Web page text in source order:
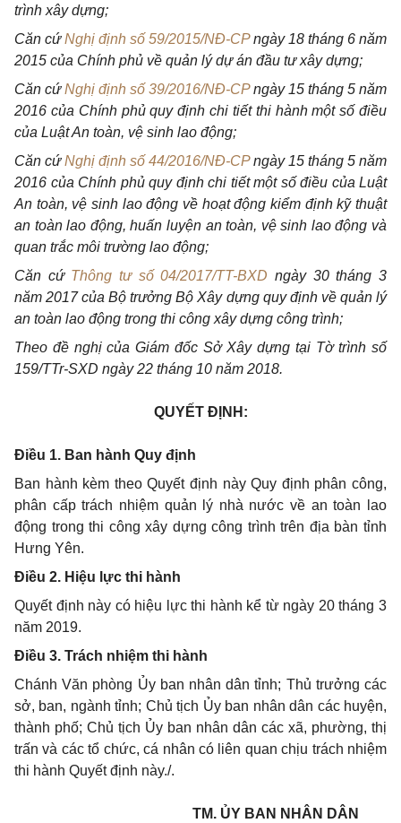
trình xây dựng;
Căn cứNghị định số 59/2015/NĐ-CPngày 18 tháng 6 năm
2015 của Chính phủ về quản lý dự án đầu tư xây dựng;
Căn cứNghị định số 39/2016/NĐ-CPngày 15 tháng 5 năm
2016 của Chính phủ quy định chi tiết thi hành một số điều
của Luật An toàn, vệ sinh lao động;
Căn cứNghị định số 44/2016/NĐ-CPngày 15 tháng 5 năm
2016 của Chính phủ quy định chi tiết một số điều của Luật
An toàn, vệ sinh lao động về hoạt động kiểm định kỹ thuật
an toàn lao động, huấn luyện an toàn, vệ sinh lao động và
quan trắc môi trường lao động;
Căn cứ Thông tư số 04/2017/TT-BXD ngày 30 tháng 3
năm 2017 của Bộ trưởng Bộ Xây dựng quy định về quản lý
an toàn lao động trong thi công xây dựng công trình;
Theo đề nghị của Giám đốc Sở Xây dựng tại Tờ trình số
159/TTr-SXD ngày 22 tháng 10 năm 2018.
QUYẾT ĐỊNH:
Điều 1. Ban hành Quy định
Ban hành kèm theo Quyết định này Quy định phân công,
phân cấp trách nhiệm quản lý nhà nước về an toàn lao
động trong thi công xây dựng công trình trên địa bàn tỉnh
Hưng Yên.
Điều 2. Hiệu lực thi hành
Quyết định này có hiệu lực thi hành kể từ ngày 20 tháng 3
năm 2019.
Điều 3. Trách nhiệm thi hành
Chánh Văn phòng Ủy ban nhân dân tỉnh; Thủ trưởng các
sở, ban, ngành tỉnh; Chủ tịch Ủy ban nhân dân các huyện,
thành phố; Chủ tịch Ủy ban nhân dân các xã, phường, thị
trấn và các tổ chức, cá nhân có liên quan chịu trách nhiệm
thi hành Quyết định này./.
TM. ỦY BAN NHÂN DÂN